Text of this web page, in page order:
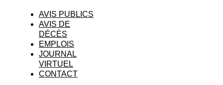
AVIS PUBLICS
AVIS DE
DÉCÈS
EMPLOIS
JOURNAL
VIRTUEL
CONTACT